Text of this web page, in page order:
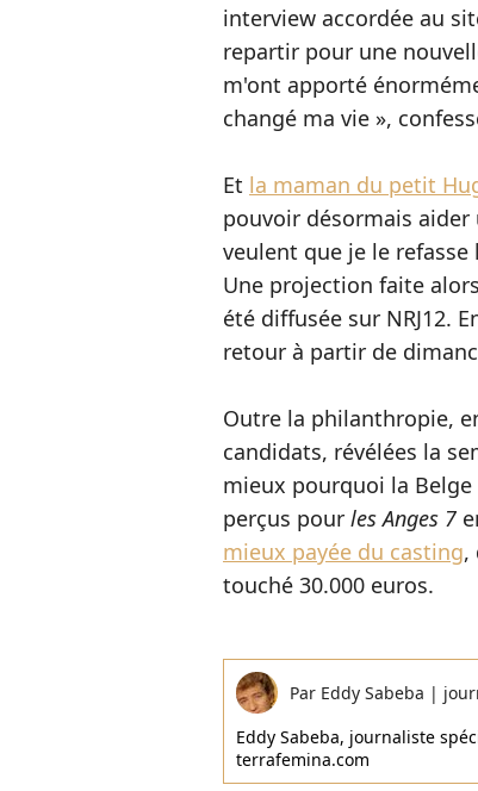
interview accordée au
repartir pour une
m'ont apporté
changé ma vie »,
Et la maman du petit
pouvoir désormais
veulent que je le refasse
Une projection faite
été diffusée sur NRJ12.
retour à partir de
Outre la philanthropie,
candidats, révélées la
mieux pourquoi la Belge
perçus pour les Anges 7
mieux payée du casting,
touché 30.000 euros.
Par Eddy Sabeba |
Eddy Sabeba, journaliste
terrafemina.com